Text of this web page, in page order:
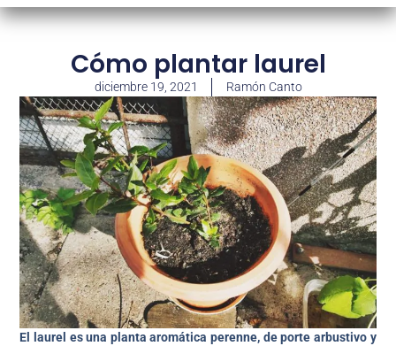
Cómo plantar laurel
diciembre 19, 2021 Ramón Canto
El laurel es una planta aromática perenne, de porte arbustivo y